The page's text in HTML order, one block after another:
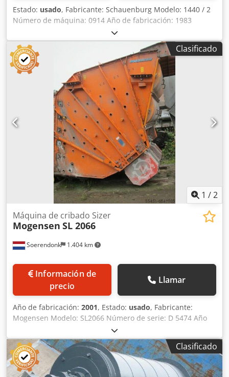
Estado: usado, Fabricante: Schauenburg Modelo: 1440 / 2
Número de máquina: 0914 Año de fabricación: 1983
Tamaño: 2 Incluye: Cjdsh Nnh Aopfx Agujha – Motor
eléctrico de 15 kW/6 – Ejes cardán – Resortes La máquina
de cribado se revisará, se arenará y se pintará. Clasificado
1 /2
Soerendonk 1.404 km
Máquina de cribado Sizer
Mogensen SL 2066
Información de
precio
Llamar
Año de fabricación: 2001, Estado: usado, Fabricante:
Mogensen Modelo: SL2066 Número de serie: D 5474 Año
de fabricación: 2001 Ancho: 2.000 mm Número de
unidades: 6 Chodehu Hnljpfx Aguja Equipado con 2
unidades de caja de cambios de engranajes
desequilibrados, árboles de transmisión, motor eléctrico
de 15 kW / 970 rpm y resortes.
Clasificado